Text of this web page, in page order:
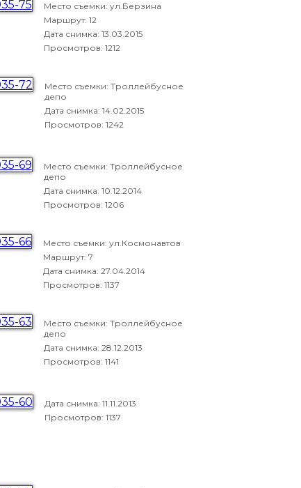
Место съемки: ул.Берзина
Маршрут: 12
Дата снимка: 13.03.2015
Просмотров: 1212
Место съемки: Троллейбусное
депо
Дата снимка: 14.02.2015
Просмотров: 1242
Место съемки: Троллейбусное
депо
Дата снимка: 10.12.2014
Просмотров: 1206
Место съемки: ул.Космонавтов
Маршрут: 7
Дата снимка: 27.04.2014
Просмотров: 1137
Место съемки: Троллейбусное
депо
Дата снимка: 28.12.2013
Просмотров: 1141
Дата снимка: 11.11.2013
Просмотров: 1137